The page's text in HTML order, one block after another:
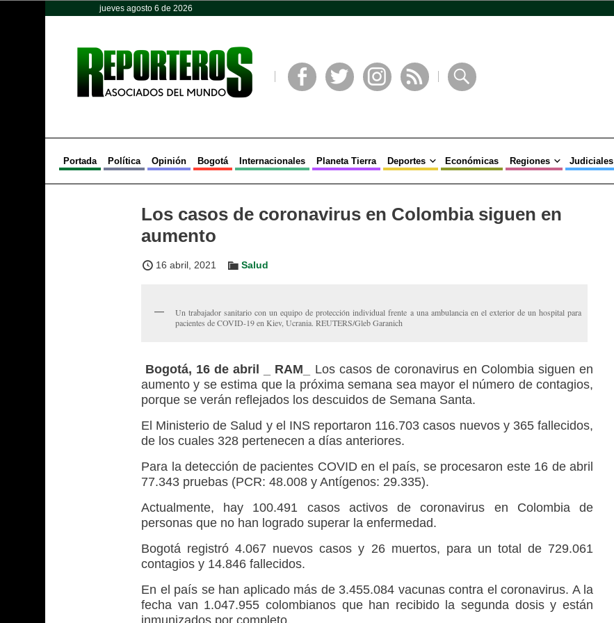
jueves agosto 6 de 2026
Portada Política Opinión Bogotá Internacionales Planeta Tierra Deportes Económicas Regiones Judiciales
Los casos de coronavirus en Colombia siguen en
aumento
16 abril, 2021 Salud
Un trabajador sanitario con un equipo de protección individual frente a una ambulancia en el exterior de un hospital para
pacientes de COVID-19 en Kiev, Ucrania. REUTERS/Gleb Garanich
Bogotá, 16 de abril _ RAM_ Los casos de coronavirus en Colombia siguen en
aumento y se estima que la próxima semana sea mayor el número de contagios,
porque se verán reflejados los descuidos de Semana Santa.
El Ministerio de Salud y el INS reportaron 116.703 casos nuevos y 365 fallecidos,
de los cuales 328 pertenecen a días anteriores.
Para la detección de pacientes COVID en el país, se procesaron este 16 de abril
77.343 pruebas (PCR: 48.008 y Antígenos: 29.335).
Actualmente, hay 100.491 casos activos de coronavirus en Colombia de
personas que no han logrado superar la enfermedad.
Bogotá registró 4.067 nuevos casos y 26 muertos, para un total de 729.061
contagios y 14.846 fallecidos.
En el país se han aplicado más de 3.455.084 vacunas contra el coronavirus. A la
fecha van 1.047.955 colombianos que han recibido la segunda dosis y están
Opinión Política